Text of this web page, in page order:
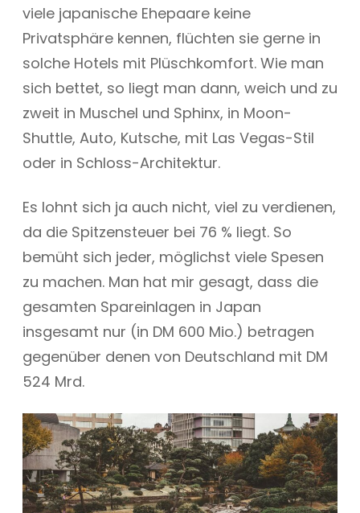
viele japanische Ehepaare keine
Privatsphäre kennen, flüchten sie gerne in
solche Hotels mit Plüschkomfort. Wie man
sich bettet, so liegt man dann, weich und zu
zweit in Muschel und Sphinx, in Moon-
Shuttle, Auto, Kutsche, mit Las Vegas-Stil
oder in Schloss-Architektur.
Es lohnt sich ja auch nicht, viel zu verdienen,
da die Spitzensteuer bei 76 % liegt. So
bemüht sich jeder, möglichst viele Spesen
zu machen. Man hat mir gesagt, dass die
gesamten Spareinlagen in Japan
insgesamt nur (in DM 600 Mio.) betragen
gegenüber denen von Deutschland mit DM
524 Mrd.